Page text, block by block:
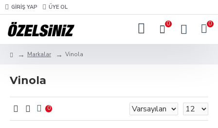
GIRIŞ YAP ÜYE OL
0 0
Markalar Vinola
Vinola
0